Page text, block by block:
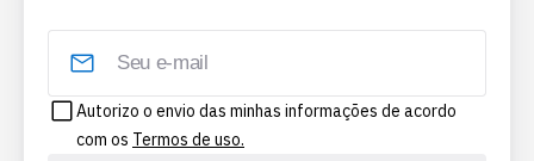
Autorizo o envio das minhas informações de acordo
com os Termos de uso.